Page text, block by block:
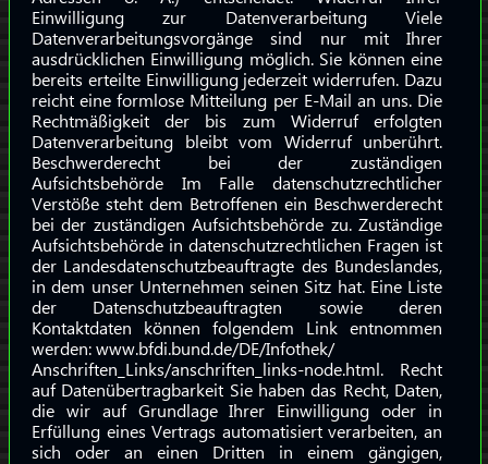
Einwilligung zur Datenverarbeitung Viele
Datenverarbeitungsvorgänge sind nur mit Ihrer
ausdrücklichen Einwilligung möglich. Sie können eine
bereits erteilte Einwilligung jederzeit widerrufen. Dazu
reicht eine formlose Mitteilung per E-Mail an uns. Die
Rechtmäßigkeit der bis zum Widerruf erfolgten
Datenverarbeitung bleibt vom Widerruf unberührt.
Beschwerderecht bei der zuständigen
Aufsichtsbehörde Im Falle datenschutzrechtlicher
Verstöße steht dem Betroffenen ein Beschwerderecht
bei der zuständigen Aufsichtsbehörde zu. Zuständige
Aufsichtsbehörde in datenschutzrechtlichen Fragen ist
der Landesdatenschutzbeauftragte des Bundeslandes,
in dem unser Unternehmen seinen Sitz hat. Eine Liste
der Datenschutzbeauftragten sowie deren
Kontaktdaten können folgendem Link entnommen
werden: www.bfdi.bund.de/DE/Infothek/
Anschriften_Links/anschriften_links-node.html. Recht
auf Datenübertragbarkeit Sie haben das Recht, Daten,
die wir auf Grundlage Ihrer Einwilligung oder in
Erfüllung eines Vertrags automatisiert verarbeiten, an
sich oder an einen Dritten in einem gängigen,